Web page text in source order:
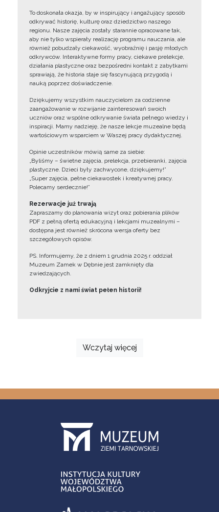
To doskonała okazja, by w inspirujący i angażujący sposób
odkrywać historię, kulturę oraz dziedzictwo naszego
regionu. Nasze zajęcia zostały starannie opracowane tak,
aby nie tylko wspierały realizację programu nauczania, ale
również pobudzały ciekawość, wyobraźnię i pasję młodych
odkrywców. Interaktywne formy pracy, ciekawe prelekcje,
działania plastyczne oraz bezpośredni kontakt z zabytkami
sprawiają, że historia staje się fascynującą przygodą i
nauką poprzez doświadczenie.
Dziękujemy wszystkim nauczycielom za codzienne
zaangażowanie w rozwijanie zainteresowań swoich
uczniów oraz wspólne odkrywanie świata pełnego wiedzy i
inspiracji. Mamy nadzieję, że nasze lekcje muzealne będą
wartościowym wsparciem w Waszej pracy dydaktycznej.
Opinie uczestników mówią same za siebie:
„Byliśmy – świetne zajęcia, prelekcja, przebieranki, zajęcia
plastyczne. Dzieci były zachwycone, dziękujemy!”
„Super zajęcia, pełne ciekawostek i kreatywnej pracy.
Polecamy serdecznie!”
Rezerwacje już trwają
Zapraszamy do planowania wizyt oraz pobierania plików
PDF z pełną ofertą edukacyjną i lekcjami muzealnymi –
dostępna jest również skrócona wersja oferty bez
szczegółowych opisów.
PS. Informujemy, że z dniem 1 grudnia 2025 r. oddział
Muzeum Zamek w Dębnie jest zamknięty dla
zwiedzających.
Odkryjcie z nami świat pełen historii!
Wczytaj więcej